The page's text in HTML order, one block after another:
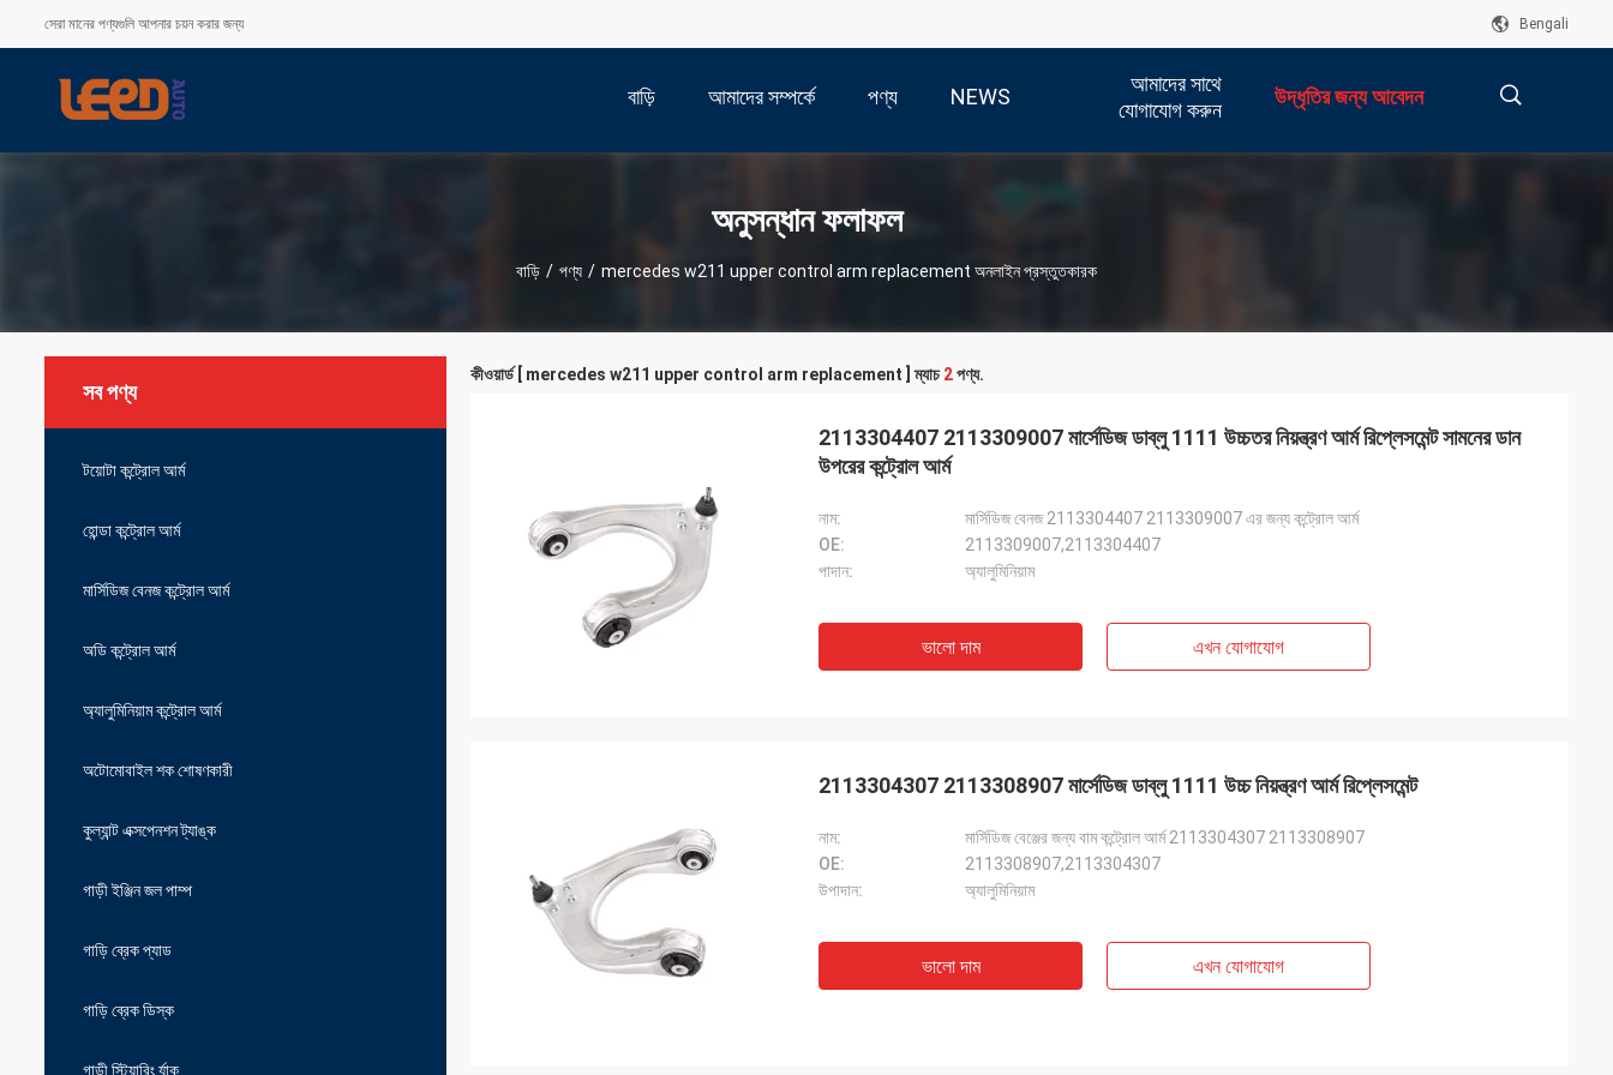
সেরা মানের পণ্যগুলি আপনার চয়ন করার জন্য Bengali
বাড়ি আমাদের সম্পর্কে পণ্য NEWS
আমাদের সাথে
যোগাযোগ করুন
উদ্ধৃতির জন্য আবেদন
অনুসন্ধান ফলাফল
বাড়ি / পণ্য / mercedes w211 upper control arm replacement অনলাইন প্রস্তুতকারক
সব পণ্য
টয়োটা কন্ট্রোল আর্ম
হোন্ডা কন্ট্রোল আর্ম
মার্সিডিজ বেনজ কন্ট্রোল আর্ম
অডি কন্ট্রোল আর্ম
অ্যালুমিনিয়াম কন্ট্রোল আর্ম
অটোমোবাইল শক শোষণকারী
কুল্যান্ট এক্সপেনশন ট্যাঙ্ক
গাড়ী ইঞ্জিন জল পাম্প
গাড়ি ব্রেক প্যাড
গাড়ি ব্রেক ডিস্ক
গাড়ী স্টিয়ারিং র্যাক
কীওয়ার্ড [ mercedes w211 upper control arm replacement ] ম্যাচ2পণ্য.
2113304407 2113309007 মার্সেডিজ ডাব্লু 1111 উচ্চতর নিয়ন্ত্রণ আর্ম রিপ্লেসমেন্ট সামনের ডান
উপরের কন্ট্রোল আর্ম
নাম:
মার্সিডিজ বেনজ 2113304407 2113309007 এর জন্য কন্ট্রোল আর্ম
OE:
2113309007,2113304407
পাদান:
অ্যালুমিনিয়াম
ভালো দাম এখন যোগাযোগ
2113304307 2113308907 মার্সেডিজ ডাব্লু 1111 উচ্চ নিয়ন্ত্রণ আর্ম রিপ্লেসমেন্ট
নাম:
মার্সিডিজ বেঞ্জের জন্য বাম কন্ট্রোল আর্ম 2113304307 2113308907
OE:
2113308907,2113304307
উপাদান:
অ্যালুমিনিয়াম
ভালো দাম এখন যোগাযোগ